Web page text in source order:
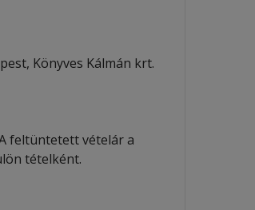
Könyves Kálmán krt.
feltüntetett vételár a
tételként.